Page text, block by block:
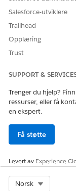
Salesforce-utviklere
Trailhead
Opplæring
Trust
SUPPORT &
Trenger du hjelp?
ressurser, eller få
en ekspert.
Få støtte
Levert av Experience
Norsk